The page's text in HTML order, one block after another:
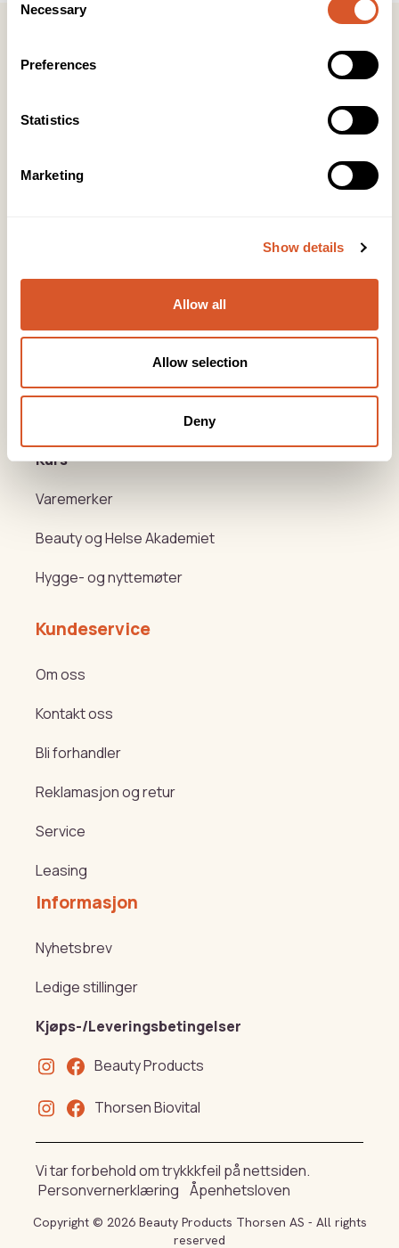
Selection
Necessary
Preferences
Statistics
Marketing
Show details
Allow all
Allow selection
Deny
kundeservice@beautyproducts.no
Kurs
Varemerker
Beauty og Helse Akademiet
Hygge- og nyttemøter
Kundeservice
Om oss
Kontakt oss
Bli forhandler
Reklamasjon og retur
Service
Leasing
Informasjon
Nyhetsbrev
Ledige stillinger
Kjøps-/Leveringsbetingelser
Beauty Products
Thorsen Biovital
Vi tar forbehold om trykkkfeil på nettsiden.
Personvernerklæring Åpenhetsloven
Copyright © 2026 Beauty Products Thorsen AS - All rights
reserved